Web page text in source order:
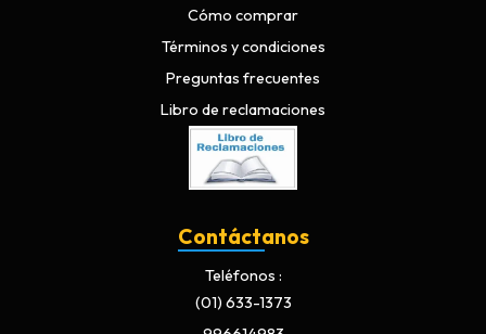
Cómo comprar
Términos y condiciones
Preguntas frecuentes
Libro de reclamaciones
Contáctanos
Teléfonos
(01) 633-1373